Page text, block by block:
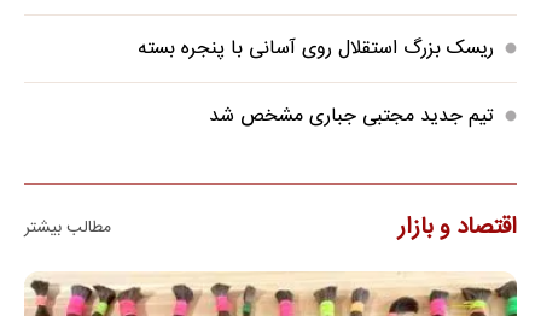
ریسک بزرگ استقلال روی آسانی با پنجره بسته
تیم جدید مجتبی جباری مشخص شد
اقتصاد و بازار مطالب بیشتر